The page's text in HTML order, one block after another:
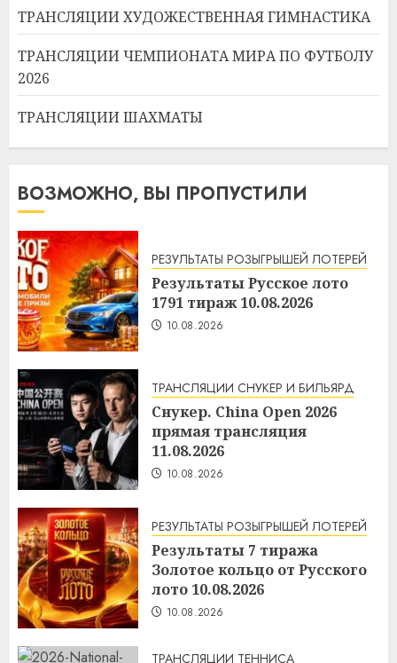
ТРАНСЛЯЦИИ ХУДОЖЕСТВЕННАЯ ГИМНАСТИКА
ТРАНСЛЯЦИИ ЧЕМПИОНАТА МИРА ПО ФУТБОЛУ
2026
ТРАНСЛЯЦИИ ШАХМАТЫ
ВОЗМОЖНО, ВЫ ПРОПУСТИЛИ
РЕЗУЛЬТАТЫ РОЗЫГРЫШЕЙ ЛОТЕРЕЙ
Результаты Русское лото
1791 тираж 10.08.2026
10.08.2026
ТРАНСЛЯЦИИ СНУКЕР И БИЛЬЯРД
Снукер. China Open 2026
прямая трансляция
11.08.2026
10.08.2026
РЕЗУЛЬТАТЫ РОЗЫГРЫШЕЙ ЛОТЕРЕЙ
Результаты 7 тиража
Золотое кольцо от Русского
лото 10.08.2026
10.08.2026
ТРАНСЛЯЦИИ ТЕННИСА